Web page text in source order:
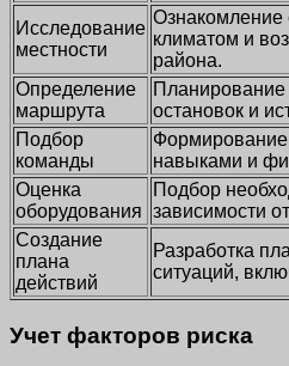
Исследование
местности
Ознакомление
климатом и
района.
Определение
маршрута
Планирование
остановок и
Подбор
команды
навыками и
Оценка
оборудования
Подбор
зависимости
Создание
плана
действий
Разработка
ситуаций,
Учет факторов риска